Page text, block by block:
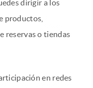
dirigir a los
productos,
reservas o tiendas
en redes